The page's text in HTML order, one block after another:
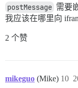
postMessage 需要
我应该在哪里向
2 个赞
mikeguo (Mike) 10